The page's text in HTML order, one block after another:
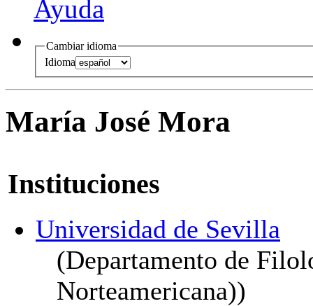
Ayuda
Cambiar idioma
Idioma
María José Mora
Instituciones
Universidad de Sevilla
(Departamento de
Norteamericana))